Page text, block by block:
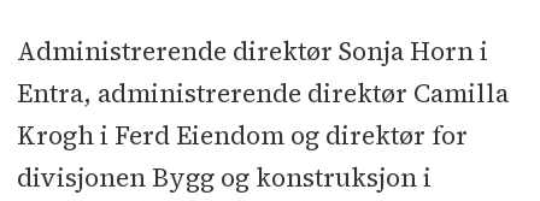
Administrerende direktør Sonja Horn i
Entra, administrerende direktør Camilla
Krogh i Ferd Eiendom og direktør for
divisjonen Bygg og konstruksjon i